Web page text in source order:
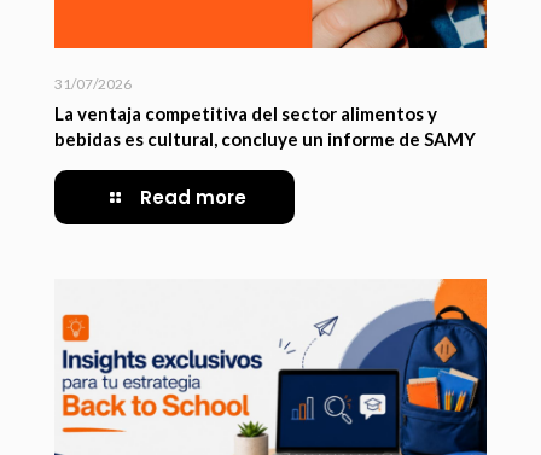
31/07/2026
La ventaja competitiva del sector alimentos y
bebidas es cultural, concluye un informe de SAMY
Read more